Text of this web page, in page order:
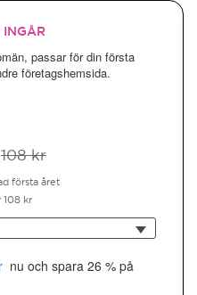
passar för din första
företagshemsida.
108 kr
första året
108 kr
nu och spara 26 % på